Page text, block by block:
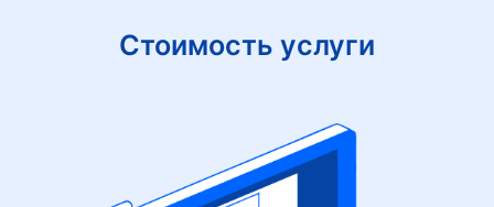
Стоимость услуги